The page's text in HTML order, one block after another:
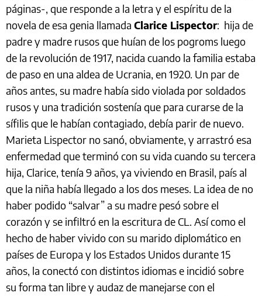
páginas-, que responde a la letra y el espíritu de la
novela de esa genia llamada Clarice Lispector: hija de
padre y madre rusos que huían de los pogroms luego
de la revolución de 1917, nacida cuando la familia estaba
de paso en una aldea de Ucrania, en 1920. Un par de
años antes, su madre había sido violada por soldados
rusos y una tradición sostenía que para curarse de la
sífilis que le habían contagiado, debía parir de nuevo.
Marieta Lispector no sanó, obviamente, y arrastró esa
enfermedad que terminó con su vida cuando su tercera
hija, Clarice, tenía 9 años, ya viviendo en Brasil, país al
que la niña había llegado a los dos meses. La idea de no
haber podido “salvar” a su madre pesó sobre el
corazón y se infiltró en la escritura de CL. Así como el
hecho de haber vivido con su marido diplomático en
países de Europa y los Estados Unidos durante 15
años, la conectó con distintos idiomas e incidió sobre
su forma tan libre y audaz de manejarse con el